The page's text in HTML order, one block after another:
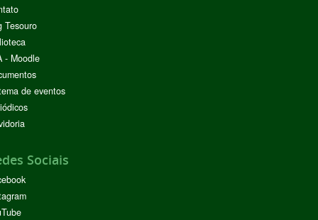
Tesouro
- Moodle
de eventos
Sociais